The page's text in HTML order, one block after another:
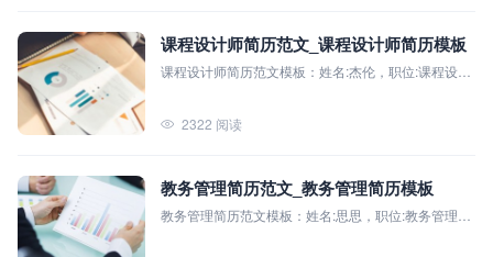
课程设计师简历范文_课程设计师简历模板
课程设计师简历范文模板：姓名:杰伦，职位:课程设计
代教学设计、信息技术与教育。
2322 阅读
教务管理简历范文_教务管理简历模板
教务管理简历范文模板：姓名:思思，职位:教务管理，